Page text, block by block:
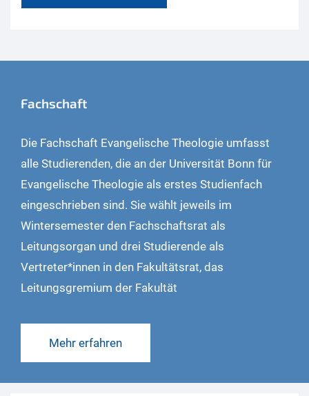
Fachschaft
Die Fachschaft Evangelische Theologie umfasst
alle Studierenden, die an der Universität Bonn für
Evangelische Theologie als erstes Studienfach
eingeschrieben sind. Sie wählt jeweils im
Wintersemester den Fachschaftsrat als
Leitungsorgan und drei Studierende als
Vertreter*innen in den Fakultätsrat, das
Leitungsgremium der Fakultät
Mehr erfahren